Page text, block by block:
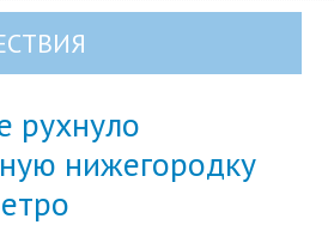
рухнуло
нижегородку